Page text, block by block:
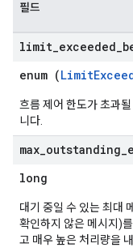
필드
limit exceeded
enum (
흐름 제어 한도가 초과
니다.
max outstanding
long
대기 중일 수 있는 최대
확인하지 않은 메시지)
고 매우 높은 처리량을